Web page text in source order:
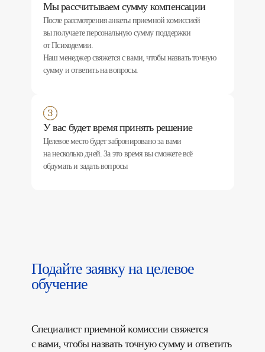
Мы рассчитываем сумму компенсации
После рассмотрения анкеты приемной комиссией
вы получаете персональную сумму поддержки
от Психодемии.
Наш менеджер свяжется с вами, чтобы назвать точную
сумму и ответить на вопросы.
У вас будет время принять решение
Целевое место будет забронировано за вами
на несколько дней. За это время вы сможете всё
обдумать и задать вопросы
Подайте заявку на целевое
обучение
Специалист приемной комиссии свяжется
с вами, чтобы назвать точную сумму и ответить